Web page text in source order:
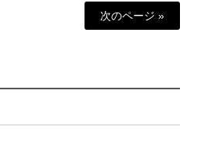
次のページ »